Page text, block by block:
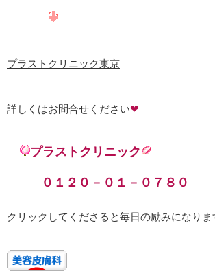
プラストクリニック東京
詳しくはお問合せください❤
プラストクリニック
０１２０－０１－０７８０
クリックしてくださると毎日の励みになりま